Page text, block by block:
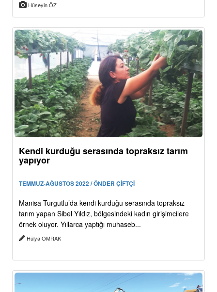
Hüseyin ÖZ
Kendi kurduğu serasında topraksız tarım
yapıyor
TEMMUZ-AĞUSTOS 2022 / ÖNDER ÇİFTÇİ
Manisa Turgutlu’da kendi kurduğu serasında topraksız
tarım yapan Sibel Yıldız, bölgesindeki kadın girişimcilere
örnek oluyor. Yıllarca yaptığı muhaseb...
Hülya OMRAK